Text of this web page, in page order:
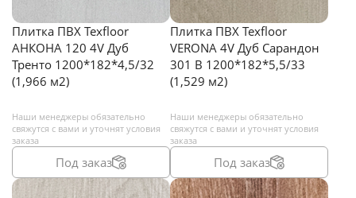
Плитка ПВХ Texfloor
АНКОНА 120 4V Дуб
Тренто 1200*182*4,5/32
(1,966 м2)
Под заказ
Наши менеджеры обязательно
свяжутся с вами и уточнят условия
заказа
Плитка ПВХ Texfloor
VERONA 4V Дуб Сарандон
301 В 1200*182*5,5/33
(1,529 м2)
Под заказ
Наши менеджеры обязательно
свяжутся с вами и уточнят условия
заказа